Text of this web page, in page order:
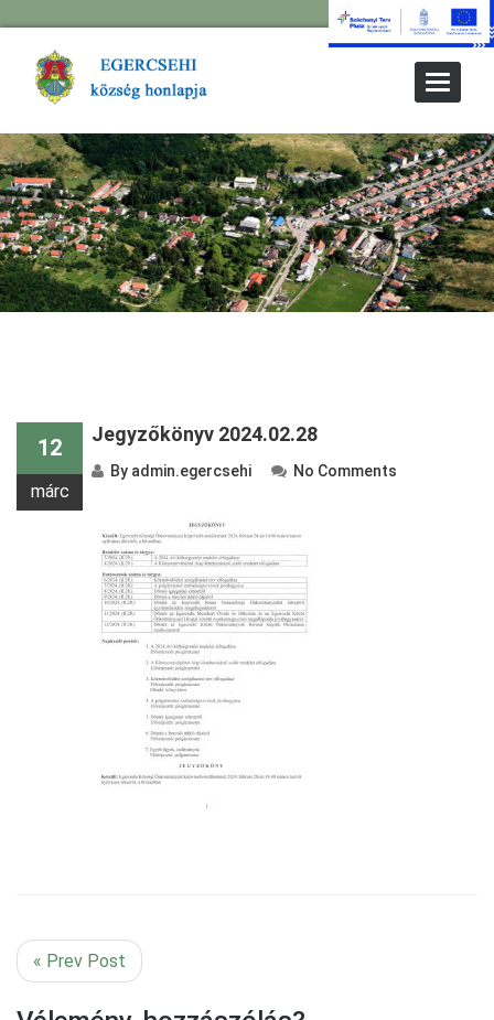
Toggle
12
márc
Jegyzőkönyv 2024.02.28
By admin.egercsehi No Comments
« Prev Post